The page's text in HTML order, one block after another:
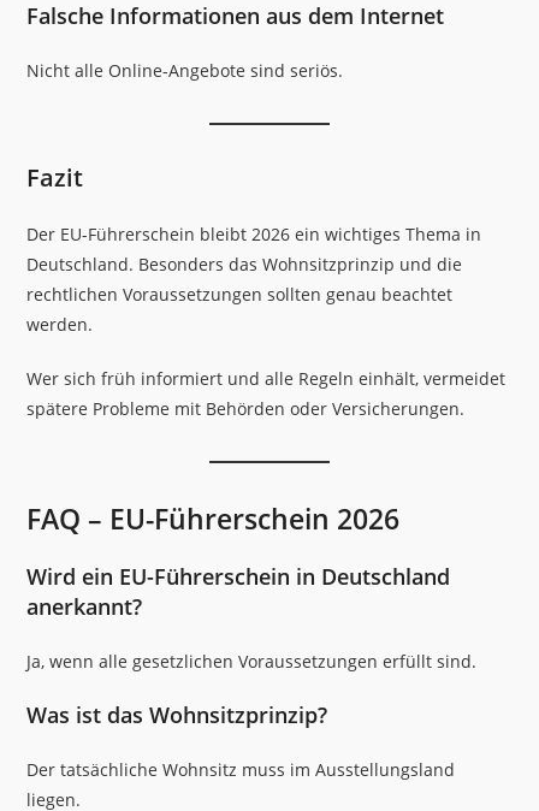
Falsche Informationen aus dem Internet
Nicht alle Online-Angebote sind seriös.
Fazit
Der EU-Führerschein bleibt 2026 ein wichtiges Thema in
Deutschland. Besonders das Wohnsitzprinzip und die
rechtlichen Voraussetzungen sollten genau beachtet
werden.
Wer sich früh informiert und alle Regeln einhält, vermeidet
spätere Probleme mit Behörden oder Versicherungen.
FAQ – EU-Führerschein 2026
Wird ein EU-Führerschein in Deutschland
anerkannt?
Ja, wenn alle gesetzlichen Voraussetzungen erfüllt sind.
Was ist das Wohnsitzprinzip?
Der tatsächliche Wohnsitz muss im Ausstellungsland
liegen.